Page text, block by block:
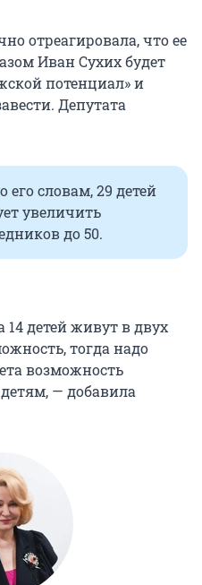
отреагировала, что ее
Иван Сухих будет
потенциал» и
Депутата
его словам, 29 детей
увеличить
до 50.
14 детей живут в двух
тогда надо
возможность
— добавила